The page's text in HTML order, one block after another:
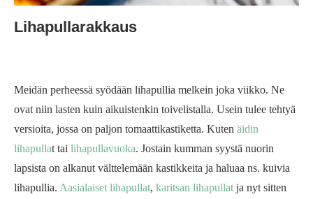
Lihapullarakkaus
Meidän perheessä syödään lihapullia melkein joka viikko. Ne
ovat niin lasten kuin aikuistenkin toivelistalla. Usein tulee tehtyä
versioita, jossa on paljon tomaattikastiketta. Kuten äidin
lihapullat tai lihapullavuoka. Jostain kumman syystä nuorin
lapsista on alkanut välttelemään kastikkeita ja haluaa ns. kuivia
lihapullia. Aasialaiset lihapullat, karitsan lihapullat ja nyt sitten